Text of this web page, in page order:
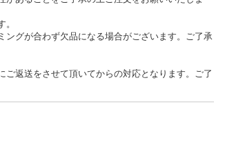
グが合わず欠品になる場合がございます。ご了承
返送をさせて頂いてからの対応となります。ご了